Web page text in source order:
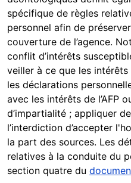
spécifique de règles
personnel afin de
couverture de l’agence.
conflit d’intérêts
veiller à ce que les
les déclarations
avec les intérêts de l’AFP
d’impartialité ; appliquer
l’interdiction d’accepter
la part des sources. Les
relatives à la conduite du
section quatre du